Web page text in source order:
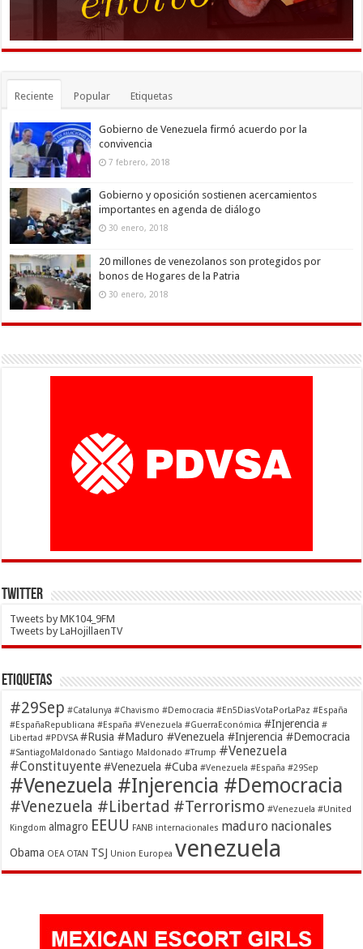
Reciente Popular Etiquetas
Gobierno de Venezuela firmó acuerdo por la
convivencia
7 febrero, 2018
Gobierno y oposición sostienen acercamientos
importantes en agenda de diálogo
30 enero, 2018
20 millones de venezolanos son protegidos por
bonos de Hogares de la Patria
30 enero, 2018
Twitter
Tweets by MK104_9FM
Tweets by LaHojillaenTV
Etiquetas
#29Sep #Catalunya #Chavismo #Democracia #En5DiasVotaPorLaPaz #España
#EspañaRepublicana #España #Venezuela #GuerraEconómica #Injerencia #
Libertad #PDVSA #Rusia #Maduro #Venezuela #Injerencia #Democracia
#SantiagoMaldonado Santiago Maldonado #Trump #Venezuela
#Constituyente #Venezuela #Cuba #Venezuela #España #29Sep
#Venezuela #Injerencia #Democracia
#Venezuela #Libertad #Terrorismo #Venezuela #United
Kingdom almagro EEUU FANB internacionales maduro nacionales
Obama OEA OTAN TSJ Union Europea venezuela